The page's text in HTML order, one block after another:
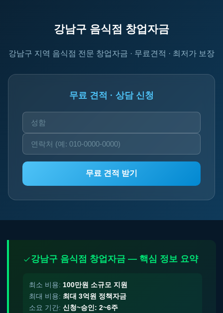
강남구 음식점 창업자금
강남구 지역 음식점 전문 창업자금 · 무료견적 · 최저가 보장
무료 견적 · 상담 신청
무료 견적 받기
강남구 음식점 창업자금 — 핵심 정보 요약
최소 비용: 100만원 소규모 지원
최대 비용: 최대 3억원 정책자금
소요 기간: 신청~승인: 2~6주